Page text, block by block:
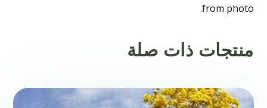
from photo.
منتجات ذات صلة